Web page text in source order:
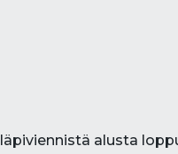
alusta